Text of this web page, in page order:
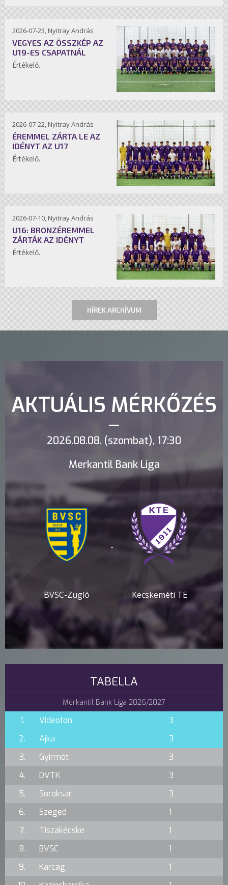
2026-07-23, Nyitray András
VEGYES AZ ÖSSZKÉP AZ
U19-ES CSAPATNÁL
Értékelő.
2026-07-22, Nyitray András
ÉREMMEL ZÁRTA LE AZ
IDÉNYT AZ U17
Értékelő.
2026-07-10, Nyitray András
U16: BRONZÉREMMEL
ZÁRTÁK AZ IDÉNYT
Értékelő.
HÍREK ARCHÍVUM
AKTUÁLIS MÉRKŐZÉS
2026.08.08. (szombat), 17:30
Merkantil Bank Liga
BVSC-Zugló
-
Kecskeméti TE
TABELLA
Merkantil Bank Liga 2026/2027
1. Videoton
3
2.
Ajka
3
3.
Gyirmót
3
4.
DVTK
3
5.
Soroksár
3
6.
Szeged
1
7.
Tiszakécske
1
8.
BVSC
1
9.
Karcag
1